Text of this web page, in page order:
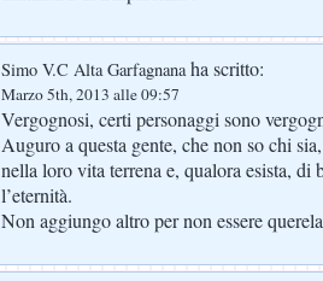
Simo V.C Alta Garfagnanaha scritto:
Marzo 5th, 2013 alle 09:57
Vergognosi, certi personaggi sono
Auguro a questa gente, che non so chi
nella loro vita terrena e, qualora esista, di
l’eternità.
Non aggiungo altro per non essere